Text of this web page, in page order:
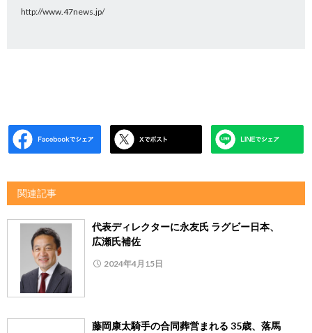
http://www.47news.jp/
関連記事
代表ディレクターに永友氏 ラグビー日本、
広瀬氏補佐
2024年4月15日
藤岡康太騎手の合同葬営まれる 35歳、落馬